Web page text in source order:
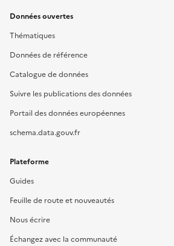
Données ouvertes
Thématiques
Données de référence
Catalogue de données
Suivre les publications des données
Portail des données européennes
schema.data.gouv.fr
Plateforme
Guides
Feuille de route et nouveautés
Nous écrire
Échangez avec la communauté